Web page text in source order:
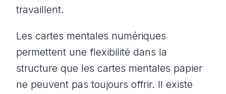
travaillent.
Les cartes mentales numériques
permettent une flexibilité dans la
structure que les cartes mentales papier
ne peuvent pas toujours offrir. Il existe